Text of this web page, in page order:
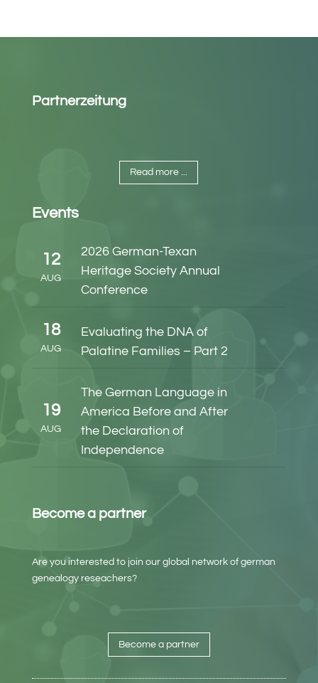
Partnerzeitung
Read more ...
Events
12
AUG
2026 German-Texan
Heritage Society Annual
Conference
18
AUG
Evaluating the DNA of
Palatine Families – Part 2
19
AUG
The German Language in
America Before and After
the Declaration of
Independence
Become a partner
Are you interested to join our global network of german
genealogy reseachers?
Become a partner